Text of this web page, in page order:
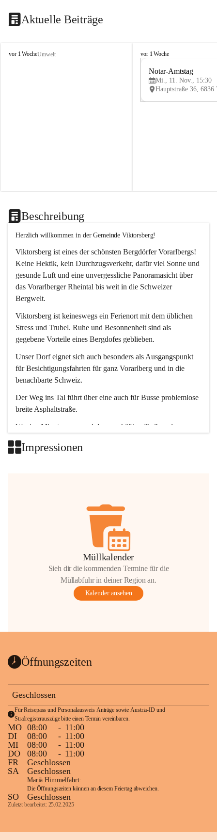
Aktuelle Beiträge
V
vor 1 WocheUmwelt
V
vor 1 Woche
Notar-Amtstag
Mi., 11. Nov., 15:30
Beschreibung
Herzlich willkommen in der Gemeinde Viktorsberg!
Viktorsberg ist eines der schönsten Bergdörfer Vorarlbergs!
Keine Hektik, kein Durchzugsverkehr, dafür viel Sonne und
gesunde Luft und eine unvergessliche Panoramasicht über
das Vorarlberger Rheintal bis weit in die Schweizer
Bergwelt.
Viktorsberg ist keineswegs ein Ferienort mit dem üblichen
Stress und Trubel. Ruhe und Besonnenheit sind als
gegebene Vorteile eines Bergdofes geblieben.
Unser Dorf eignet sich auch besonders als Ausgangspunkt
für Besichtigungsfahrten für ganz Vorarlberg und in die
benachbarte Schweiz.
Der Weg ins Tal führt über eine auch für Busse problemlose
breite Asphaltstraße.
Wenige Minuten nur, und das geschäftige Treiben der
Impressionen
Müllkalender
Sieh dir die kommenden Termine für die
Müllabfuhr in deiner Region an.
Kalender ansehen
Öffnungszeiten
Geschlossen
Für Reisepass und Personalausweis Anträge sowie Austria-ID und
Strafregisterauszüge bitte einen Termin vereinbaren.
MO 08:00 - 11:00
DI
08:00 - 11:00
MI
08:00 - 11:00
DO
08:00 - 11:00
FR
Geschlossen
SA
Geschlossen
Mariä Himmelfahrt:
Die Öffnungszeiten können an diesem Feiertag abweichen.
SO Geschlossen
Zuletzt bearbeitet: 25.02.2025